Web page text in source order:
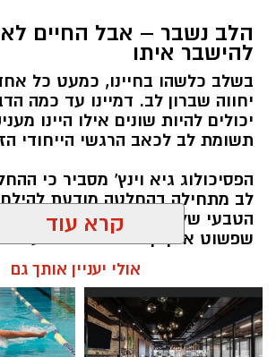
הלב נשבר – אבל החיים לא
להישבר איתו
בשלב כלשהו בחיינו, כמעט כל
יחווה שברון לב. דמיינו עד כמה
יכולים להיות שונים אילו היינו
תשומת לב לכאב הרגשי הייחודי
הפסיכולוג גיא וינץ' מסביר כי
לב מתחילה בהחלטה מודעת
הטבעי שלנו לייפות את העבר
שפשוט אינן קיימות. הוא מציע
שיעזור לנו, בהדרגה, להשתחרר
הלב שלנו אולי נשבר לפעמים,
חייבים להישבר יחד איתו.
קרא עוד
אולי יעניין אותך גם